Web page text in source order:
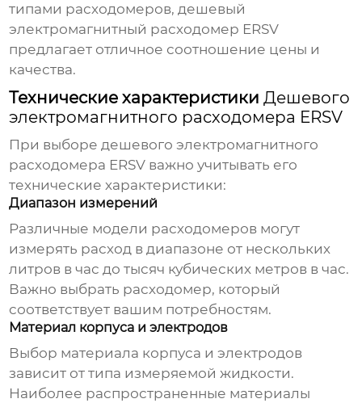
типами расходомеров,дешевый
электромагнитный расходомер ERSV
предлагает отличное соотношение цены и
качества.
Технические характеристикиДешевого
электромагнитного расходомера ERSV
При выборедешевого электромагнитного
расходомера ERSV важно учитывать его
технические характеристики:
Диапазон измерений
Различные модели расходомеров могут
измерять расход в диапазоне от нескольких
литров в час до тысяч кубических метров в час.
Важно выбрать расходомер, который
соответствует вашим потребностям.
Материал корпуса и электродов
Выбор материала корпуса и электродов
зависит от типа измеряемой жидкости.
Наиболее распространенные материалы